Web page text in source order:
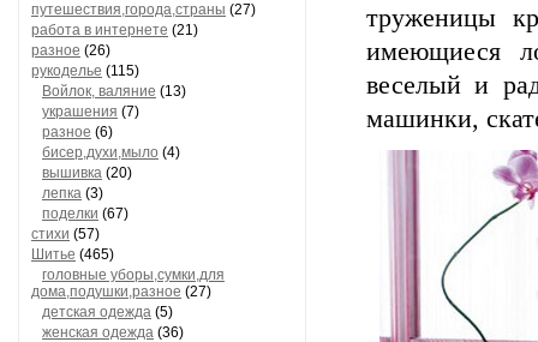
путешествия,города,страны (27)
работа в интернете (21)
разное (26)
рукоделье (115)
Войлок, валяние (13)
украшения (7)
разное (6)
бисер,духи,мыло (4)
вышивка (20)
лепка (3)
поделки (67)
стихи (57)
Шитье (465)
головные уборы,сумки,для
дома,подушки,разное (27)
детская одежда (5)
женская одежда (36)
труженицы
имеющиеся
веселый и
машинки,